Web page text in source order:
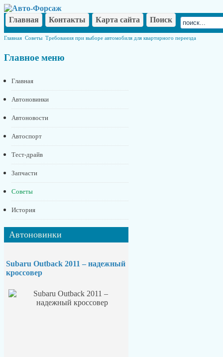
Главная Контакты Карта сайта Поиск
Главная Советы Требования при выборе автомобиля для квартирного переезда
Главное меню
Главная
Автоновинки
Автоновости
Автоспорт
Тест-драйв
Запчасти
Советы
История
Автоновинки
Subaru Outback 2011 – надежный
кроссовер